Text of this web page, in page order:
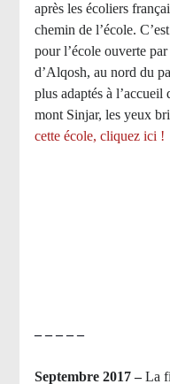
après les écoliers
chemin de l’école.
pour l’école ouverte
d’Alqosh, au nord du
plus adaptés à l’accueil
mont Sinjar, les yeux
cette école, cliquez ici !
– – – – –
Septembre 2017 –La